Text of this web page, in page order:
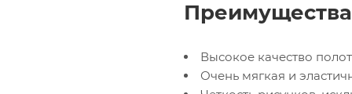
Преимущества
Высокое качество
Очень мягкая и